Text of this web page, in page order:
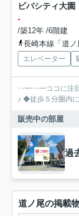
ビバシティ大園
-
/築12年 /6階建
長崎本線「道
エレベーター
‥━‥━ココに注目‥━‥━ ◆ダンクユーの目
♪ ◆徒歩５分圏内
販売中の部屋
過
道ノ尾の掲載